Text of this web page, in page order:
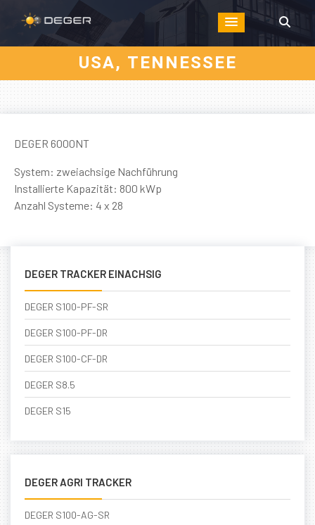
USA, TENNESSEE
DEGER 6000NT
System: zweiachsige Nachführung
Installierte Kapazität: 800 kWp
Anzahl Systeme: 4 x 28
DEGER TRACKER EINACHSIG
DEGER S100-PF-SR
DEGER S100-PF-DR
DEGER S100-CF-DR
DEGER S8.5
DEGER S15
DEGER AGRI TRACKER
DEGER S100-AG-SR